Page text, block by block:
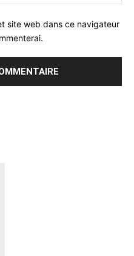
site web dans ce navigateur